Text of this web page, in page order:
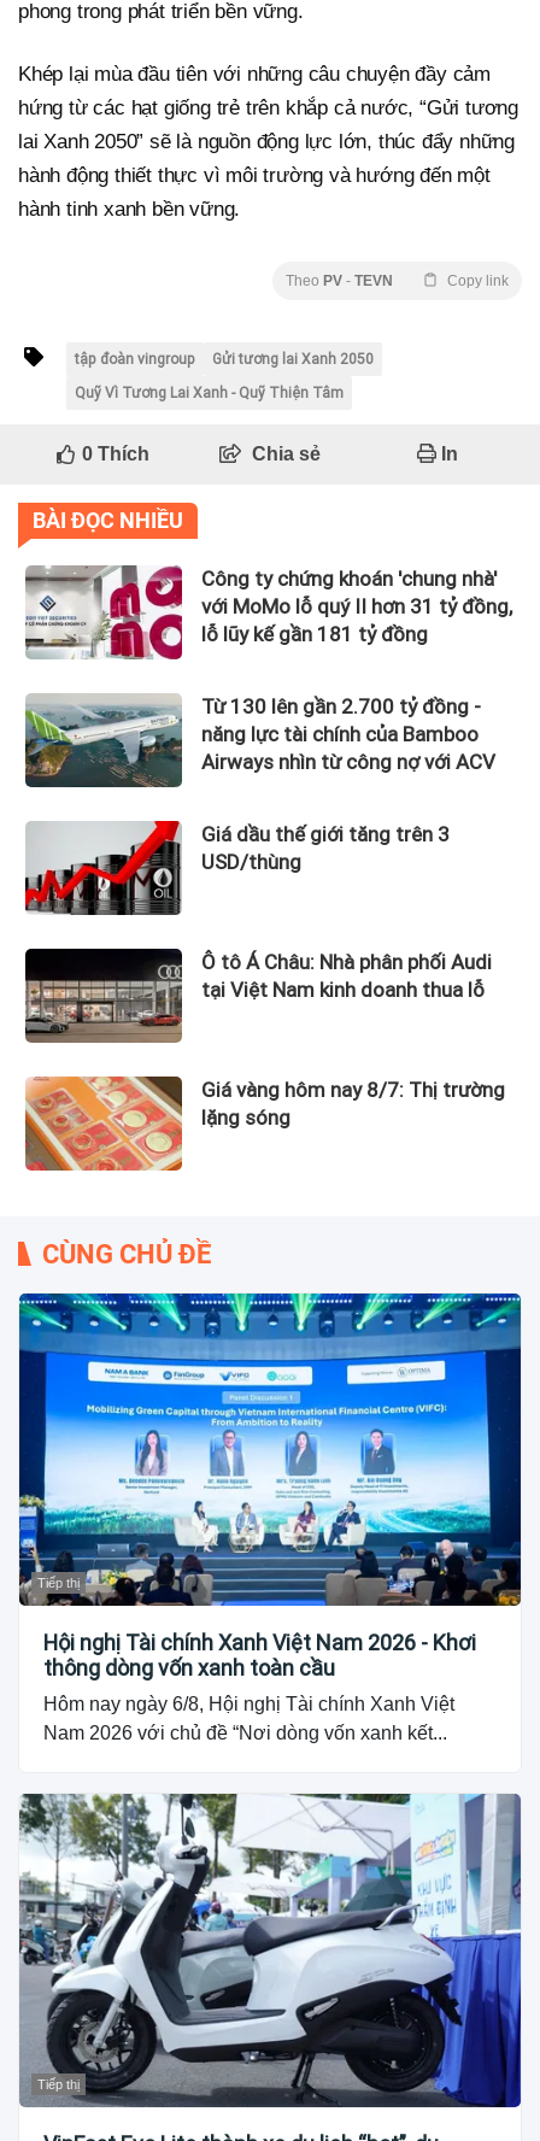
phong trong phát triển bền vững.
Khép lại mùa đầu tiên với những câu chuyện đầy cảm
hứng từ các hạt giống trẻ trên khắp cả nước, “Gửi tương
lai Xanh 2050” sẽ là nguồn động lực lớn, thúc đẩy những
hành động thiết thực vì môi trường và hướng đến một
hành tinh xanh bền vững.
Theo PV - TEVN Copy link
tập đoàn vingroup
Gửi tương lai Xanh 2050
Quỹ Vì Tương Lai Xanh - Quỹ Thiện Tâm
0Thích Chia sẻ In
BÀI ĐỌC NHIỀU
Công ty chứng khoán 'chung nhà'
với MoMo lỗ quý II hơn 31 tỷ đồng,
lỗ lũy kế gần 181 tỷ đồng
Từ 130 lên gần 2.700 tỷ đồng -
năng lực tài chính của Bamboo
Airways nhìn từ công nợ với ACV
Giá dầu thế giới tăng trên 3
USD/thùng
Ô tô Á Châu: Nhà phân phối Audi
tại Việt Nam kinh doanh thua lỗ
Giá vàng hôm nay 8/7: Thị trường
lặng sóng
CÙNG CHỦ ĐỀ
Tiếp thị
Hội nghị Tài chính Xanh Việt Nam 2026 - Khơi
thông dòng vốn xanh toàn cầu
Hôm nay ngày 6/8, Hội nghị Tài chính Xanh Việt
Nam 2026 với chủ đề “Nơi dòng vốn xanh kết...
Tiếp thị